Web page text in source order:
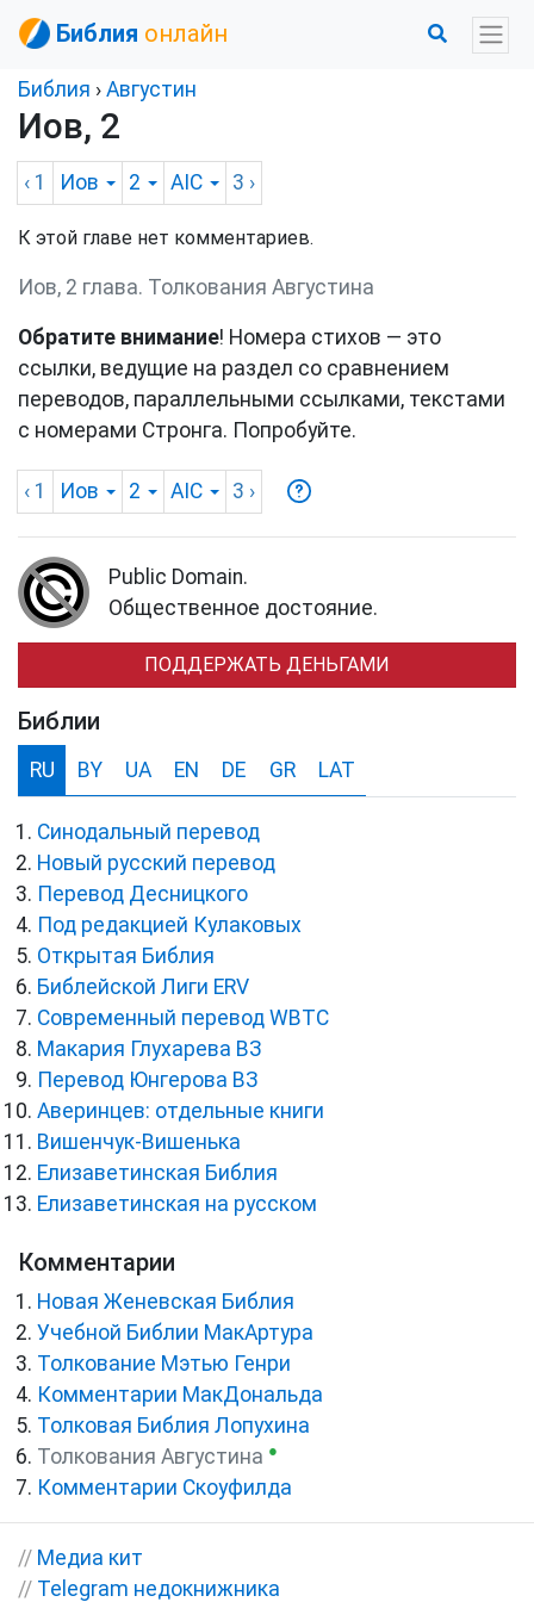
Библия онлайн
Библия › Августин
Иов, 2
‹ 1 Иов 2 AIC 3 ›
К этой главе нет комментариев.
Иов, 2 глава. Толкования Августина
Обратите внимание! Номера стихов — это
ссылки, ведущие на раздел со сравнением
переводов, параллельными ссылками, текстами
с номерами Стронга. Попробуйте.
‹ 1 Иов 2 AIC 3 ›
Public Domain.
Общественное достояние.
ПОДДЕРЖАТЬ ДЕНЬГАМИ
Библии
RU BY UA EN DE GR LAT
Синодальный перевод
Новый русский перевод
Перевод Десницкого
Под редакцией Кулаковых
Открытая Библия
Библейской Лиги ERV
Cовременный перевод WBTC
Макария Глухарева ВЗ
Перевод Юнгерова ВЗ
Аверинцев: отдельные книги
Вишенчук-Вишенька
Елизаветинская Библия
Елизаветинская на русском
Комментарии
Новая Женевская Библия
Учебной Библии МакАртура
Толкование Мэтью Генри
Комментарии МакДональда
Толковая Библия Лопухина
Толкования Августина ●
Комментарии Скоуфилда
// Медиа кит
// Telegram недокнижника